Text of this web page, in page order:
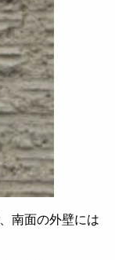
南面の外壁には